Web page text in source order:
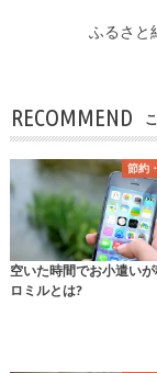
ふるさと
RECOMMEND
節約
空いた時間でお小遣い
ロミルとは?